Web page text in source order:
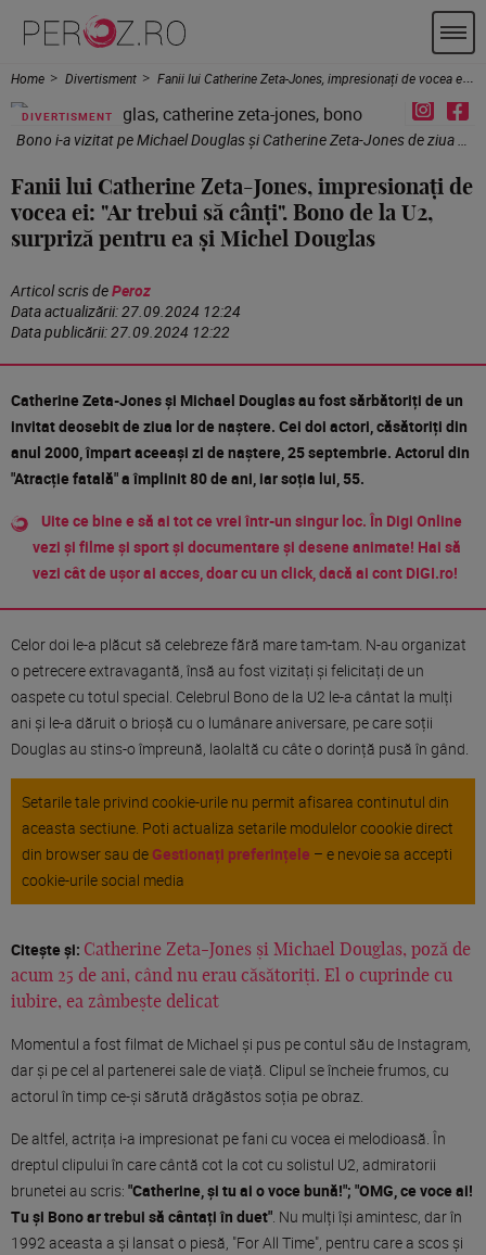
Home Divertisment Fanii lui Catherine Zeta-Jones, impresionați de vocea ei: "Ar trebui să cânți". Bono de la U2, surpriză pentru ea și Michel Douglas
DIVERTISMENT
Bono i-a vizitat pe Michael Douglas și Catherine Zeta-Jones de ziua lor de naștere. / Foto: Profimedia
Fanii lui Catherine Zeta-Jones, impresionați de
vocea ei: "Ar trebui să cânți". Bono de la U2,
surpriză pentru ea și Michel Douglas
Articol scris dePeroz
Data actualizării:27.09.2024 12:24
Data publicării:27.09.2024 12:22
Catherine Zeta-Jones și Michael Douglas au fost sărbătoriți de un
invitat deosebit de ziua lor de naștere. Cei doi actori, căsătoriți din
anul 2000, împart aceeași zi de naștere, 25 septembrie. Actorul din
"Atracție fatală" a împlinit 80 de ani, iar soția lui, 55.
Uite ce bine e să ai tot ce vrei într-un singur loc. În Digi Online
vezi și filme și sport și documentare și desene animate! Hai să
vezi cât de ușor ai acces, doar cu un click, dacă ai cont DIGI.ro!
Celor doi le-a plăcut să celebreze fără mare tam-tam. N-au organizat
o petrecere extravagantă, însă au fost vizitați și felicitați de un
oaspete cu totul special. Celebrul Bono de la U2 le-a cântat la mulți
ani și le-a dăruit o brioșă cu o lumânare aniversare, pe care soții
Douglas au stins-o împreună, laolaltă cu câte o dorință pusă în gând.
Setarile tale privind cookie-urile nu permit afisarea continutul din
aceasta sectiune. Poti actualiza setarile modulelor coookie direct
din browser sau de Gestionați preferințele – e nevoie sa accepti
cookie-urile social media
Citește și: Catherine Zeta-Jones și Michael Douglas, poză de
acum 25 de ani, când nu erau căsătoriți. El o cuprinde cu
iubire, ea zâmbește delicat
Momentul a fost filmat de Michael și pus pe contul său de Instagram,
dar și pe cel al partenerei sale de viață. Clipul se încheie frumos, cu
actorul în timp ce-și sărută drăgăstos soția pe obraz.
De altfel, actrița i-a impresionat pe fani cu vocea ei melodioasă. În
dreptul clipului în care cântă cot la cot cu solistul U2, admiratorii
brunetei au scris: "Catherine, și tu ai o voce bună!"; "OMG, ce voce ai!
Tu și Bono ar trebui să cântați în duet". Nu mulți își amintesc, dar în
1992 aceasta a și lansat o piesă, "For All Time", pentru care a scos și